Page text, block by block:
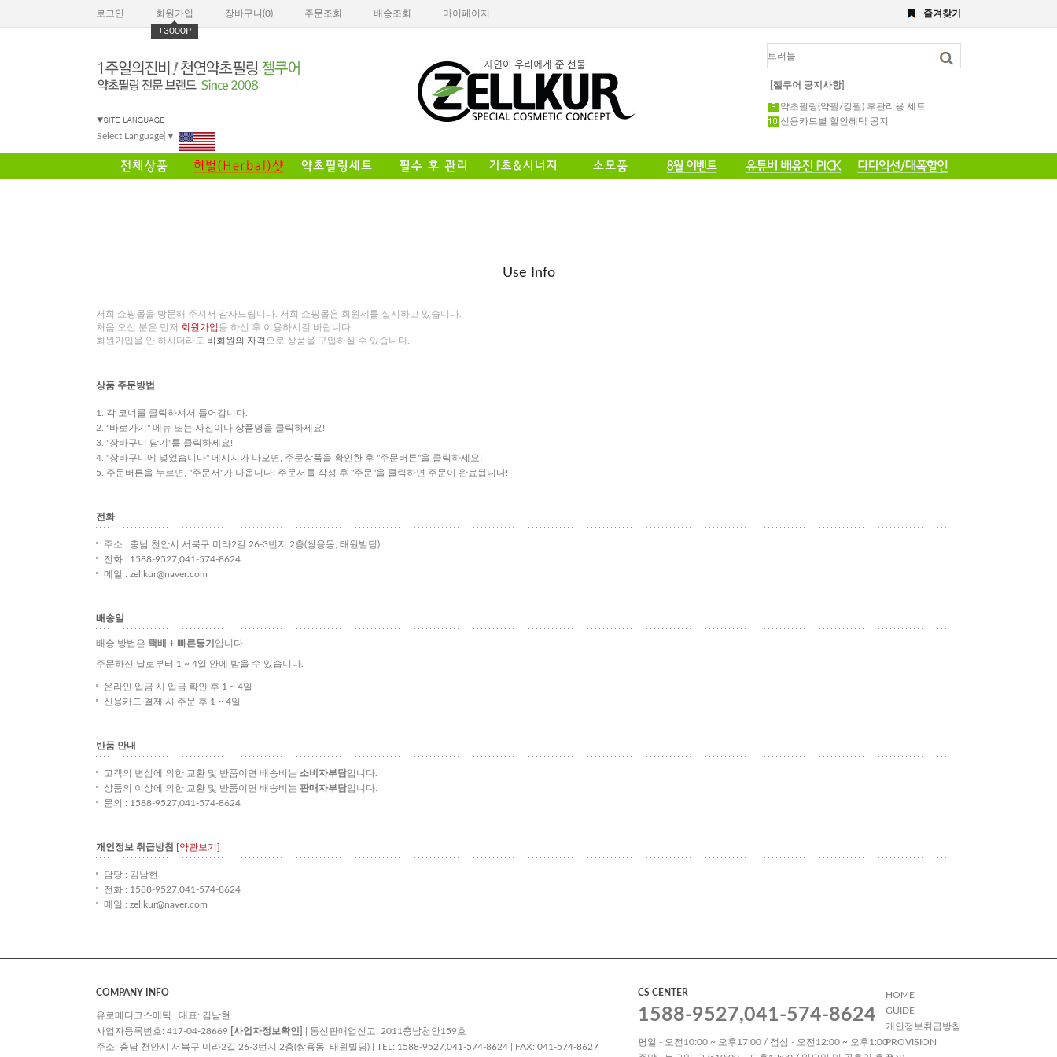
Select Language ▼
[젤쿠어 공지사항]
해초,약초필링세트
전화 주문 공지 이벤트
포토 후기 작성 요령 공지
약초필링 1회용 세트
약초필링(약필/강필) 후관리용 세트
신용카드별 할인혜택 공지
로그인
회원가입
+3000P
장바구니(0) 주문조회 배송조회 마이페이지 즐겨찾기
Use Info
저희 쇼핑몰을 방문해 주셔서 감사드립니다. 저희 쇼핑몰은 회원제를 실시하고 있습니다.
처음 오신 분은 먼저 회원가입 을 하신 후 이용하시길 바랍니다.
회원가입을 안 하시더라도 비회원의 자격 으로 상품을 구입하실 수 있습니다.
상품 주문방법
1. 각 코너를 클릭하셔서 들어갑니다.
2. "바로가기" 메뉴 또는 사진이나 상품명을 클릭하세요!
3. "장바구니 담기"를 클릭하세요!
4. "장바구니에 넣었습니다" 메시지가 나오면, 주문상품을 확인한 후 "주문버튼"을 클릭하세요!
5. 주문버튼을 누르면, "주문서"가 나옵니다! 주문서를 작성 후 "주문"을 클릭하면 주문이 완료됩니다!
전화
주소 : 충남 천안시 서북구 미라2길 26-3번지 2층(쌍용동, 태원빌딩)
전화 : 1588-9527,041-574-8624
메일 : zellkur@naver.com
배송일
배송 방법은 택배 + 빠른등기 입니다.
주문하신 날로부터 1 ~ 4일 안에 받을 수 있습니다.
온라인 입금 시 입금 확인 후 1 ~ 4일
신용카드 결제 시 주문 후 1 ~ 4일
반품 안내
고객의 변심에 의한 교환 및 반품이면 배송비는 소비자부담입니다.
상품의 이상에 의한 교환 및 반품이면 배송비는 판매자부담입니다.
문의 : 1588-9527,041-574-8624
개인정보 취급방침 [약관보기]
담당 : 김남현
전화 : 1588-9527,041-574-8624
메일 : zellkur@naver.com
COMPANY INFO
유로메디코스메틱 | 대표: 김남현
사업자등록번호: 417-04-28669
[사업자정보확인]
| 통신판매업신고: 2011충남천안159호
주소: 충남 천안시 서북구 미라2길 26-3번지 2층(쌍용동, 태원빌딩) | TEL: 1588-9527,041-574-8624 | FAX: 041-574-8627
CS CENTER
1588-9527,041-574-8624
평일 - 오전10:00 ~ 오후17:00 / 점심 - 오전12:00 ~ 오후1:00
HOME
GUIDE
개인정보취급방침
PROVISION